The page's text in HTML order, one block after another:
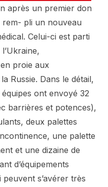
après un premier don
pli un nouveau
Celui-ci est parti
proie aux
Russie. Dans le détail,
ont envoyé 32
barrières et potences),
deux palettes
une palette
et une dizaine de
d’équipements
s’avérer très